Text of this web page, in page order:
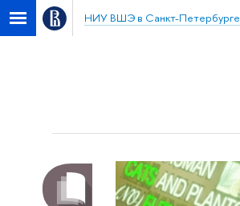
НИУ ВШЭ в Санкт-Петербурге